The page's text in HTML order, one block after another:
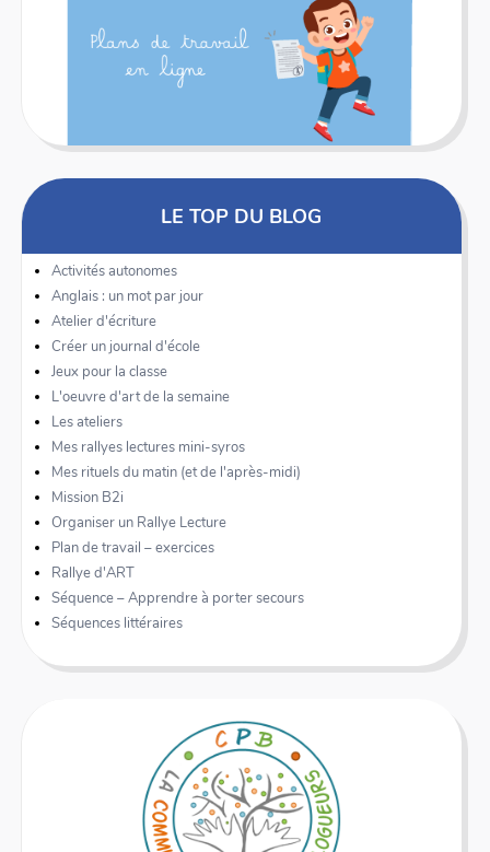
LE TOP DU BLOG
Activités autonomes
Anglais : un mot par jour
Atelier d'écriture
Créer un journal d'école
Jeux pour la classe
L'oeuvre d'art de la semaine
Les ateliers
Mes rallyes lectures mini-syros
Mes rituels du matin (et de l'après-midi)
Mission B2i
Organiser un Rallye Lecture
Plan de travail – exercices
Rallye d'ART
Séquence – Apprendre à porter secours
Séquences littéraires